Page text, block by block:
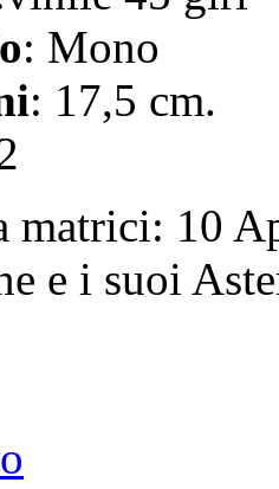
: Mono
: 17,5 cm.
matrici: 10
e i suoi